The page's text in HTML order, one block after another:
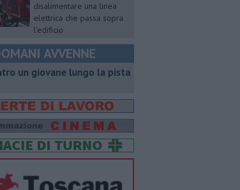
disalimentare una linea
elettrica che passa sopra
l’edificio
AVVENNE
un giovane lungo la pista